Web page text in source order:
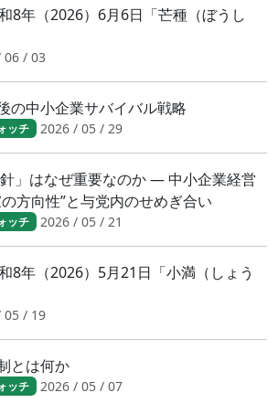
年（2026）6月6日「芒種（ぼうし
06 / 03
の中小企業サバイバル戦略
ッチ 2026 / 05 / 29
」はなぜ重要なのか ― 中小企業経営
方向性”と与党内のせめぎ合い
ッチ 2026 / 05 / 21
年（2026）5月21日「小満（しょう
05 / 19
とは何か
ッチ 2026 / 05 / 07